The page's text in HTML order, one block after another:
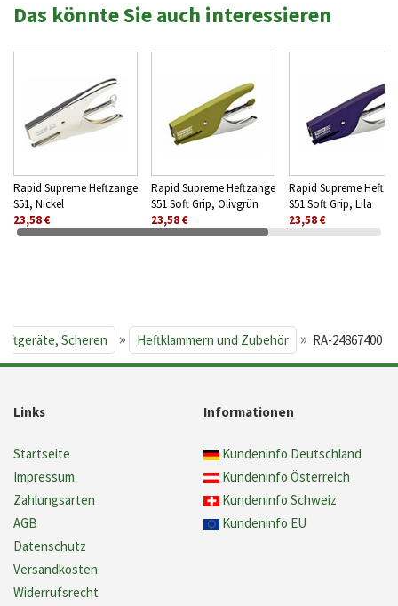
Das könnte Sie auch interessieren
Rapid Supreme Heftzange
S51, Nickel
23,58 €
Rapid Supreme Heftzange
S51 Soft Grip, Olivgrün
23,58 €
Rapid Supreme
S51 Soft Grip, Lila
23,58 €
Scheren » Heftklammern und Zubehör » RA-24867400
Links
Startseite
Impressum
Zahlungsarten
AGB
Datenschutz
Versandkosten
Widerrufsrecht
Informationen
Kundeninfo Deutschland
Kundeninfo Österreich
Kundeninfo Schweiz
Kundeninfo EU